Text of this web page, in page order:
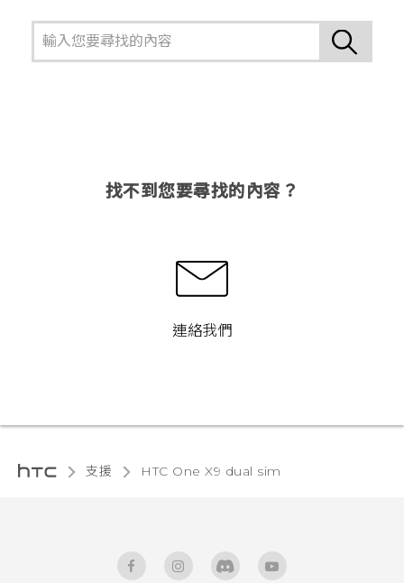
找不到您要尋找的內容？
連絡我們
支援 HTC One X9 dual sim‎